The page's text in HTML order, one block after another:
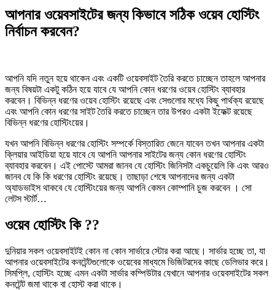
আপনার ওয়েবসাইটের জন্য কিভাবে সঠিক ওয়েব হোস্টিং
নির্বাচন করবেন?
আপনি যদি নতুন হয়ে থাকেন এবং একটি ওয়েবসাইট তৈরি করতে চাচ্ছেন তাহলে আপনার
জন্য বিষয়টা একটু কঠিন হয়ে যাবে যে আপনি কোন ধরণের ওয়েব হোস্টিং ব্যাবহার
করবেন। বিভিন্ন ধরণের ওয়েব হোস্টিং রয়েছে এবং সেগুলোর মধ্যে কিছু পার্থক্য রয়েছে
এবং আপনি কোন ধরণের সাইট তৈরি করতে চাচ্ছেন তার উপরও একটা ইফেক্ট রয়েছে
বিভিন্ন ধরণের হোস্টিংয়ের।
যখন আপনি বিভিন্ন ধরণের হোস্টিং সম্পর্কে বিস্তারিত জেনে যাবেন তখন আপনার একটা
ক্লিয়ার আইডিয়া হয়ে যাবে যে আপনি আপনার সাইটের জন্য কোন ধরণের হোস্টিং
ব্যাবহার করবেন। এই পোস্টে আমরা জানব যে হোস্টিং জিনিসটা একচুয়েলি কি এবং আরও
জানব যে কি কি ধরণের হোস্টিং রয়েছে। তাছাড়া শেষে আপনাদের জন্য একটা
অ্যাডভাইস থাকবে যে হোস্টিংয়ের জন্য আপনি কেমন কোম্পানি চুজ করবেন । সো
লেটস স্টার্ট…
ওয়েব হোস্টিং কি ??
দুনিয়ার সকল ওয়েবসাইটই কোন না কোন সার্ভারে স্টোর করা আছে। সার্ভার হচ্ছে তা, যা
আপনার ওয়েবসাইটের কনটেন্টগুলোকে ওয়েবের মাধ্যমে ভিজিটরদের কাছে ডেলিভার করে।
সিমপ্লি, হোস্টিং হচ্ছে এমন একটা সার্ভার কম্পিউটার যেখানে আপনার ওয়েবসাইটের সকল
কনটেন্ট জমা থাকে বা হোস্ট করা থাকে।